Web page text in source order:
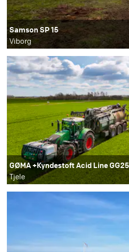
Samson SP 15
Viborg
GØMA +Kyndestoft Acid Line
Tjele